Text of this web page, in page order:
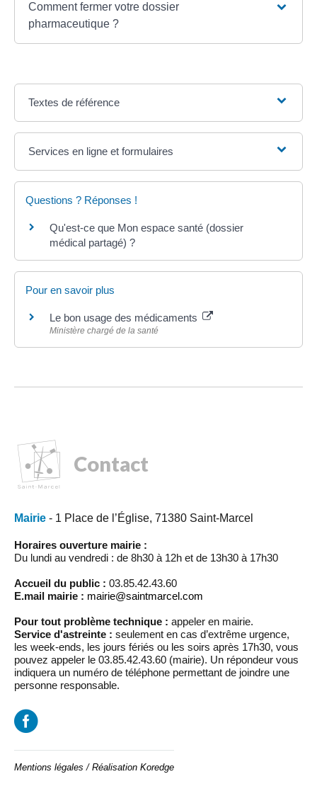
Comment fermer votre dossier
pharmaceutique ?
Textes de référence
Services en ligne et formulaires
Questions ? Réponses !
Qu'est-ce que Mon espace santé (dossier
médical partagé) ?
Pour en savoir plus
Le bon usage des médicaments
Ministère chargé de la santé
Contact
Mairie - 1 Place de l’Église, 71380 Saint-Marcel
Horaires ouverture mairie :
Du lundi au vendredi : de 8h30 à 12h et de 13h30 à 17h30
Accueil du public : 03.85.42.43.60
E.mail mairie : mairie@saintmarcel.com
Pour tout problème technique : appeler en mairie.
Service d'astreinte : seulement en cas d’extrême urgence,
les week-ends, les jours fériés ou les soirs après 17h30, vous
pouvez appeler le 03.85.42.43.60 (mairie). Un répondeur vous
indiquera un numéro de téléphone permettant de joindre une
personne responsable.
Mentions légales / Réalisation Koredge